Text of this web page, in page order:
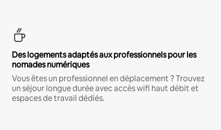
Des logements adaptés aux professionnels pour les
nomades numériques
Vous êtes un professionnel en déplacement ? Trouvez
un séjour longue durée avec accès wifi haut débit et
espaces de travail dédiés.